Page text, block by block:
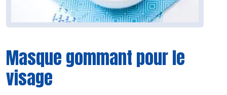
Masque gommant pour le
visage